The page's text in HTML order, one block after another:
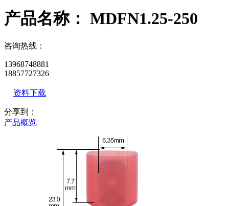
产品名称： MDFN1.25-250
咨询热线：
13968748881
18857727326
资料下载
分享到：
产品概览